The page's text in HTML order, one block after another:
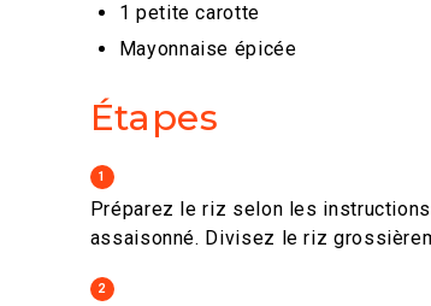
1 petite carotte
Mayonnaise épicée
Étapes
1
Préparez le riz selon les
assaisonné. Divisez le riz
2